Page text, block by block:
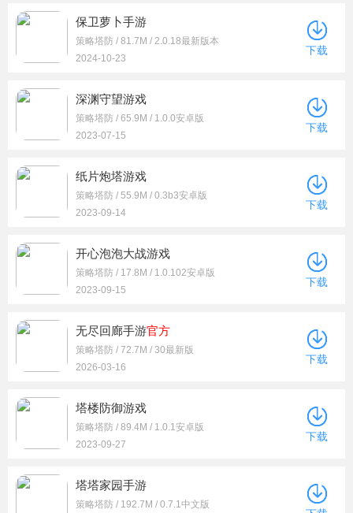
保卫萝卜手游
策略塔防 / 81.7M / 2.0.18最新版本
2024-10-23
下载
深渊守望游戏
策略塔防 / 65.9M / 1.0.0安卓版
2023-07-15
下载
纸片炮塔游戏
策略塔防 / 55.9M / 0.3b3安卓版
2023-09-14
下载
开心泡泡大战游戏
策略塔防 / 17.8M / 1.0.102安卓版
2023-09-15
下载
无尽回廊手游官方
策略塔防 / 72.7M / 30最新版
2026-03-16
下载
塔楼防御游戏
策略塔防 / 89.4M / 1.0.1安卓版
2023-09-27
下载
塔塔家园手游
策略塔防 / 192.7M / 0.7.1中文版